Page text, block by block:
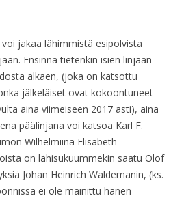
jakaa lähimmistä esipolvista
Ensinnä tietenkin isien linjaan
alkaen, (joka on katsottu
jälkeläiset ovat kokoontuneet
aina viimeiseen 2017 asti), aina
päälinjana voi katsoa Karl F.
Wilhelmiina Elisabeth
on lähisukuummekin saatu Olof
Johan Heinrich Waldemanin, (ks.
ei ole mainittu hänen